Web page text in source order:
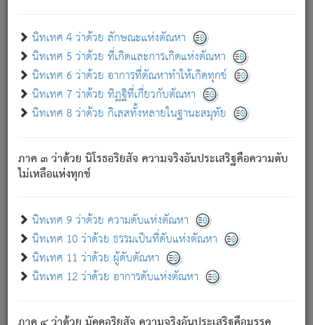
นิทเทศ 4 ว่าด้วย ลักษณะแห่งตัณหา
นิทเทศ 5 ว่าด้วย ที่เกิดและการเกิดแห่งตัณหา
นิทเทศ 6 ว่าด้วย อาการที่ตัณหาทำให้เกิดทุกข์
นิทเทศ 7 ว่าด้วย ทิฏฐิที่เกี่ยวกับตัณหา
นิทเทศ 8 ว่าด้วย กิเลสทั้งหลายในฐานะสมุทัย
ภาค ๓ ว่าด้วย นิโรธอริยสัจ ความจริงอันประเสริฐคือความดับ
ไม่เหลือแห่งทุกข์
นิทเทศ 9 ว่าด้วย ความดับแห่งตัณหา
นิทเทศ 10 ว่าด้วย ธรรมเป็นที่ดับแห่งตัณหา
นิทเทศ 11 ว่าด้วย ผู้ดับตัณหา
นิทเทศ 12 ว่าด้วย อาการดับแห่งตัณหา
อย่างนี้อยู่; เขาย่อมละภวตัณหาได้ และไม่เพลิดเพลินวิภวตัณหา
ด้วย.
ความดับเพราะความสำรอกไม่เหลือ (แห่งภพทั้งหลาย)
เพราะความสิ้นไปแห่งตัณหาโดยประการทั้งปวง นั้นคือ
นิพพาน.
ภพใหม่ย่อมไม่มีแก่ภิกษุนั้น ผู้ดับเย็นสนิทแล้ว เพราะไม่มี
ภิกษุนั้น เป็นผู้ครอบงำมารได้แล้ว ชนะสงครามแล้ว ก้าวล่วง
ภพทั้งหลายทั้งปวงได้แล้ว เป็นผู้คงที่ (คือไม่เปลี่ยนแปลงอีกต่อ
- อุ.ขุ. ๒๕/๑๒๑/๘๔.
(ข้อความนี้ เป็นพระพุทธอุทานที่ทรงเปล่งออก ที่โคนต้นโพธิ์
เป็นที่ตรัสรู้ เมื่อตรัสรู้แล้วได้ 7 วัน)